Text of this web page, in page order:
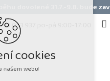
dovolené 31.7.-9.8. bude
723 053 937 po-pá 9:00-17:00
cookies
našem webu!